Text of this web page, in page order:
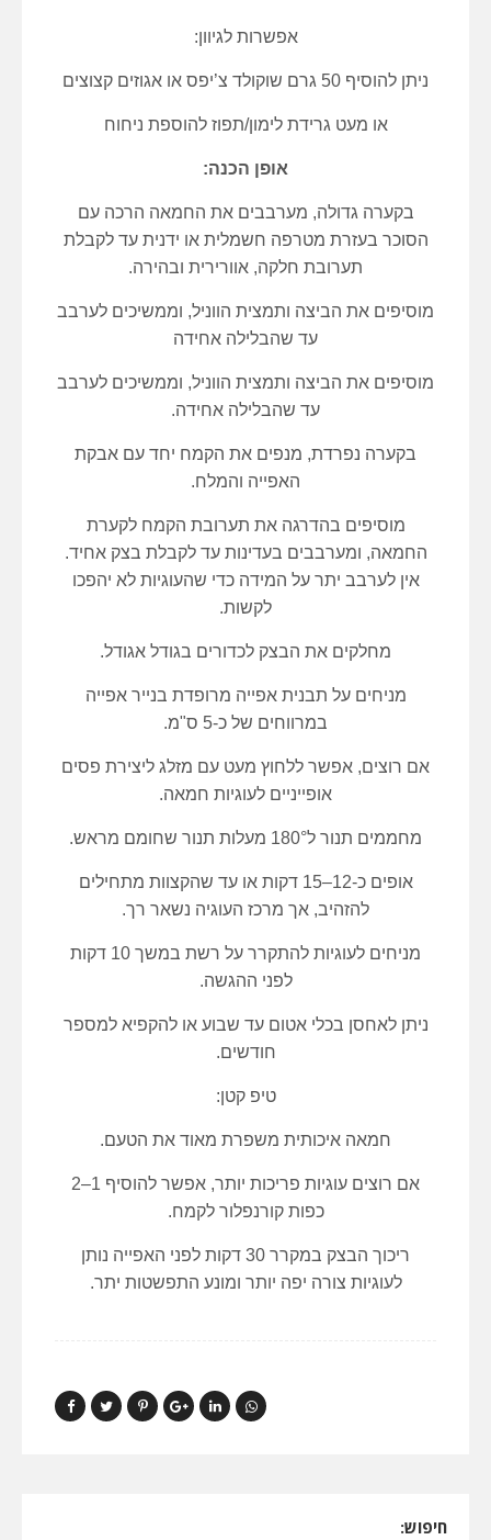
אפשרות לגיוון:
ניתן להוסיף 50 גרם שוקולד צ’יפס או אגוזים קצוצים
או מעט גרידת לימון/תפוז להוספת ניחוח
אופן הכנה:
בקערה גדולה, מערבבים את החמאה הרכה עם
הסוכר בעזרת מטרפה חשמלית או ידנית עד לקבלת
תערובת חלקה, אוורירית ובהירה.
מוסיפים את הביצה ותמצית הווניל, וממשיכים לערבב
עד שהבלילה אחידה
מוסיפים את הביצה ותמצית הווניל, וממשיכים לערבב
עד שהבלילה אחידה.
בקערה נפרדת, מנפים את הקמח יחד עם אבקת
האפייה והמלח.
מוסיפים בהדרגה את תערובת הקמח לקערת
החמאה, ומערבבים בעדינות עד לקבלת בצק אחיד.
אין לערבב יתר על המידה כדי שהעוגיות לא יהפכו
לקשות.
מחלקים את הבצק לכדורים בגודל אגודל.
מניחים על תבנית אפייה מרופדת בנייר אפייה
במרווחים של כ-5 ס"מ.
אם רוצים, אפשר ללחוץ מעט עם מזלג ליצירת פסים
אופייניים לעוגיות חמאה.
מחממים תנור ל180° מעלות תנור שחומם מראש.
אופים כ-12–15 דקות או עד שהקצוות מתחילים
להזהיב, אך מרכז העוגיה נשאר רך.
מניחים לעוגיות להתקרר על רשת במשך 10 דקות
לפני ההגשה.
ניתן לאחסן בכלי אטום עד שבוע או להקפיא למספר
חודשים.
טיפ קטן:
חמאה איכותית משפרת מאוד את הטעם.
אם רוצים עוגיות פריכות יותר, אפשר להוסיף 1–2
כפות קורנפלור לקמח.
ריכוך הבצק במקרר 30 דקות לפני האפייה נותן
לעוגיות צורה יפה יותר ומונע התפשטות יתר.
חיפוש: